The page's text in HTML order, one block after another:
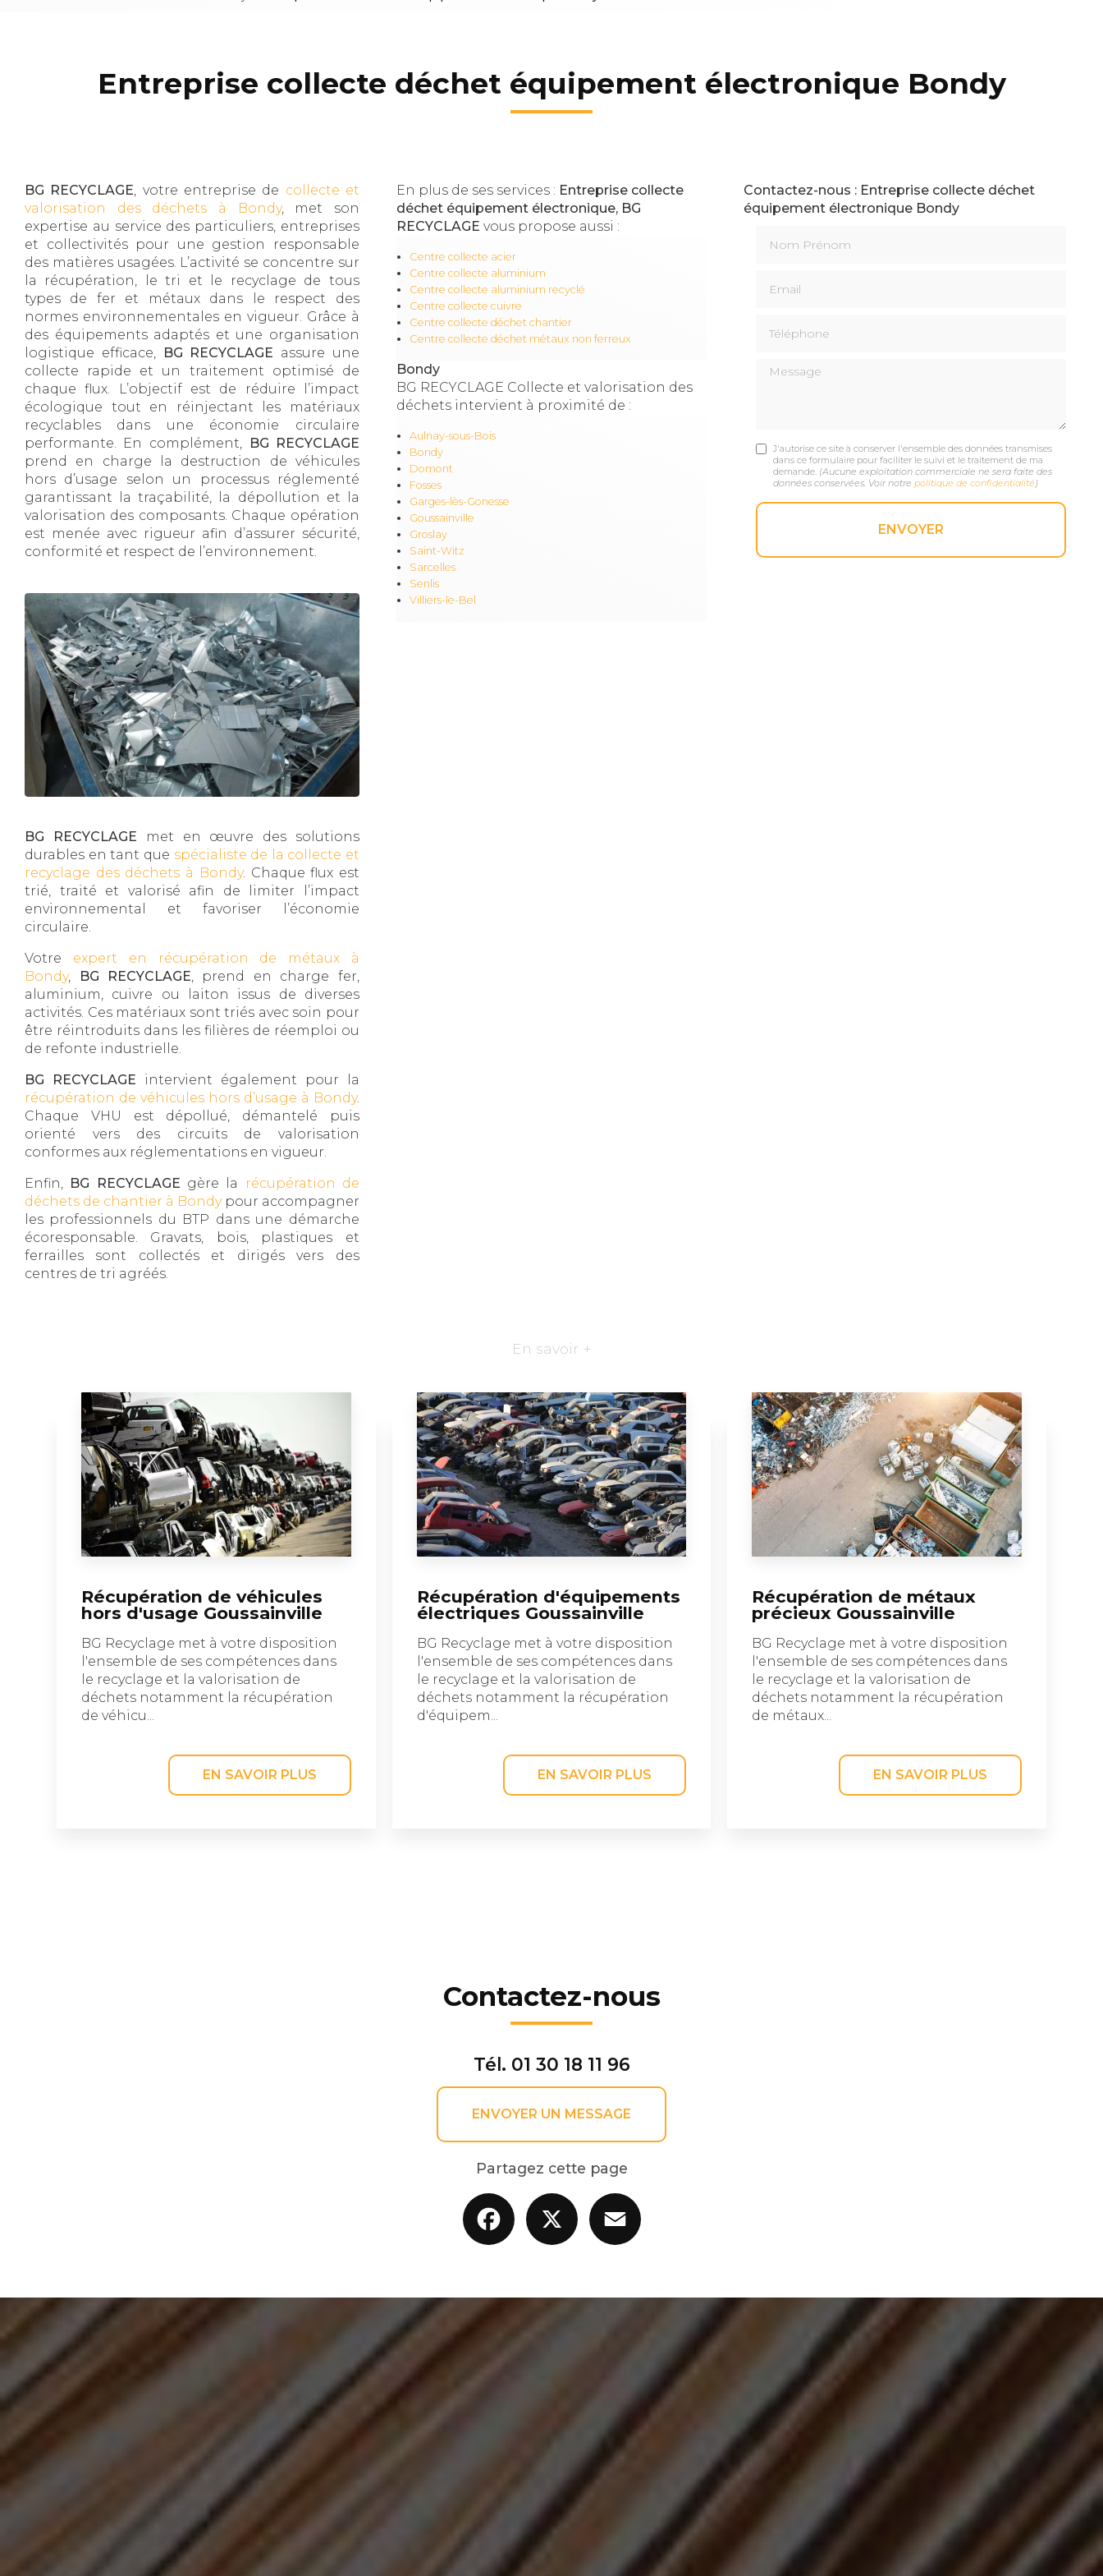
Entreprise collecte déchet équipement électronique Bondy
BG RECYCLAGE, votre entreprise de collecte et
valorisation des déchets à Bondy, met son
expertise au service des particuliers, entreprises
et collectivités pour une gestion responsable
des matières usagées. L’activité se concentre sur
la récupération, le tri et le recyclage de tous
types de fer et métaux dans le respect des
normes environnementales en vigueur. Grâce à
des équipements adaptés et une organisation
logistique efficace,
BG RECYCLAGE assure une
collecte rapide et un traitement optimisé de
chaque flux. L’objectif est de réduire l’impact
écologique tout en réinjectant les matériaux
recyclables dans une économie circulaire
performante. En complément,
BG RECYCLAGE
prend en charge la destruction de véhicules
hors d’usage selon un processus réglementé
garantissant la traçabilité, la dépollution et la
valorisation des composants. Chaque opération
est menée avec rigueur afin d’assurer sécurité,
conformité et respect de l’environnement.
BG RECYCLAGE met en œuvre des solutions
durables en tant que spécialiste de la collecte et
recyclage des déchets à Bondy. Chaque flux est
trié, traité et valorisé afin de limiter l’impact
environnemental et favoriser l’économie
circulaire.
Votre expert en récupération de métaux à
Bondy, BG RECYCLAGE, prend en charge fer,
aluminium, cuivre ou laiton issus de diverses
activités. Ces matériaux sont triés avec soin pour
être réintroduits dans les filières de réemploi ou
de refonte industrielle.
BG RECYCLAGE intervient également pour la
récupération de véhicules hors d’usage à Bondy.
Chaque VHU est dépollué, démantelé puis
orienté vers des circuits de valorisation
conformes aux réglementations en vigueur.
Enfin, BG RECYCLAGE gère la
récupération de
déchets de chantier à Bondypour accompagner
les professionnels du BTP dans une démarche
écoresponsable. Gravats, bois, plastiques et
ferrailles sont collectés et dirigés vers des
centres de tri agréés.
En plus de ses services : Entreprise collecte
déchet équipement électronique, BG
RECYCLAGE vous propose aussi :
Centre collecte acier
Centre collecte aluminium
Centre collecte aluminium recyclé
Centre collecte cuivre
Centre collecte déchet chantier
Centre collecte déchet métaux non ferreux
Bondy
BG RECYCLAGE Collecte et valorisation des
déchets intervient à proximité de :
Aulnay-sous-Bois
Bondy
Domont
Fosses
Garges-lès-Gonesse
Goussainville
Groslay
Saint-Witz
Sarcelles
Senlis
Villiers-le-Bel
Contactez-nous : Entreprise collecte déchet
équipement électronique Bondy
Message
J'autorise ce site à conserver l'ensemble des données transmises
dans ce formulaire pour faciliter le suivi et le traitement de ma
demande. (Aucune exploitation commerciale ne sera faite des
données conservées. Voir notre politique de confidentialité )
En savoir +
Récupération de véhicules
hors d'usage Goussainville
BG Recyclage met à votre disposition
l'ensemble de ses compétences dans
le recyclage et la valorisation de
déchets notamment la récupération
de véhicu...
EN SAVOIR PLUS
Récupération d'équipements
électriques Goussainville
BG Recyclage met à votre disposition
l'ensemble de ses compétences dans
le recyclage et la valorisation de
déchets notamment la récupération
d'équipem...
EN SAVOIR PLUS
Récupération de métaux
précieux Goussainville
BG Recyclage met à votre disposition
l'ensemble de ses compétences dans
le recyclage et la valorisation de
déchets notamment la récupération
de métaux...
EN SAVOIR PLUS
Contactez-nous
Tél. 01 30 18 11 96
ENVOYER UN MESSAGE
Partagez cette page
Facebook